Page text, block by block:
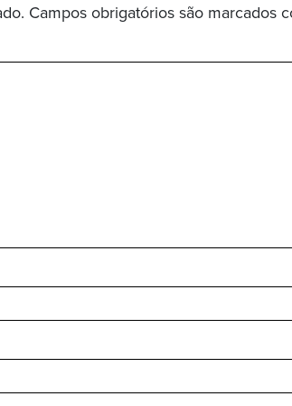
Campos obrigatórios são marcados